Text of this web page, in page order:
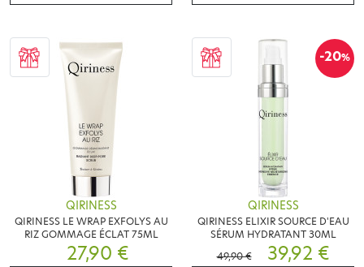
QIRINESS
QIRINESS LE WRAP EXFOLYS AU
RIZ GOMMAGE ÉCLAT 75ML
27,90 €
-20%
QIRINESS
QIRINESS ELIXIR SOURCE D'EAU
SÉRUM HYDRATANT 30ML
49,90 €
39,92 €